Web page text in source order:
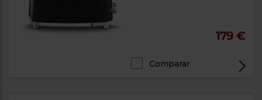
179 €
Comparar